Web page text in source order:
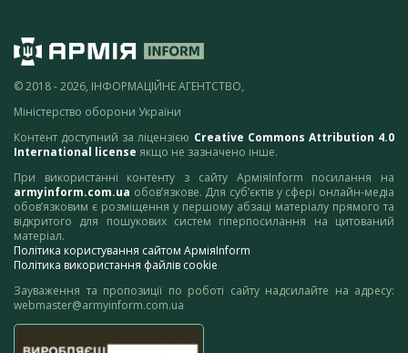
© 2018 - 2026, ІНФОРМАЦІЙНЕ АГЕНТСТВО,
Міністерство оборони України
Контент доступний за ліцензією Creative Commons Attribution 4.0
International license якщо не зазначено інше.
При використанні контенту з сайту АрміяInform посилання на
armyinform.com.ua обов’язкове. Для суб’єктів у сфері онлайн-медіа
обов’язковим є розміщення у першому абзаці матеріалу прямого та
відкритого для пошукових систем гіперпосилання на цитований
матеріал.
Політика користування сайтом АрміяInform
Політика використання файлів cookie
Зауваження та пропозиції по роботі сайту надсилайте на адресу:
webmaster@armyinform.com.ua